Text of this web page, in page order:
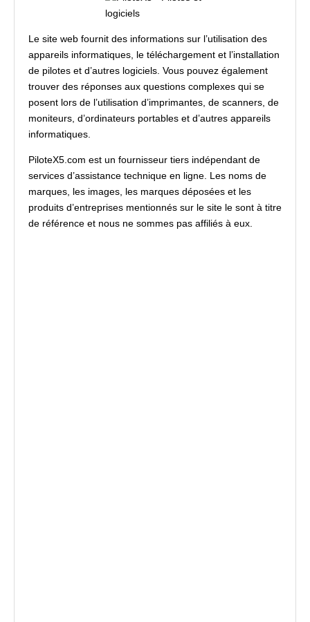
Le site web fournit des informations sur l’utilisation des
appareils informatiques, le téléchargement et l’installation
de pilotes et d’autres logiciels. Vous pouvez également
trouver des réponses aux questions complexes qui se
posent lors de l’utilisation d’imprimantes, de scanners, de
moniteurs, d’ordinateurs portables et d’autres appareils
informatiques.
PiloteX5.com est un fournisseur tiers indépendant de
services d’assistance technique en ligne. Les noms de
marques, les images, les marques déposées et les
produits d’entreprises mentionnés sur le site le sont à titre
de référence et nous ne sommes pas affiliés à eux.